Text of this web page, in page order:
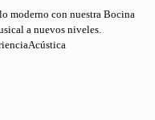
moderno con nuestra Bocina
a nuevos niveles.